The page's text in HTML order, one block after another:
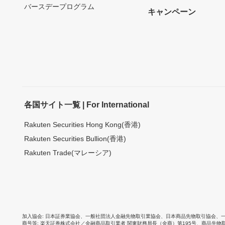
バースデープログラム
キャンペーン
各国サイト一覧 | For International
Rakuten Securities Hong Kong(香港)
Rakuten Securities Bullion(香港)
Rakuten Trade(マレーシア)
加入協会 日本証券業協会 一般社団法人金融先物取引業協会 日本商品先物取引協会
商号等 楽天証券株式会社／金融商品取引業者 関東財務局長（金商）第195号、商品先物